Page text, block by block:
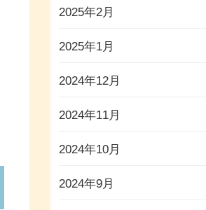
2025年2月
2025年1月
2024年12月
2024年11月
2024年10月
2024年9月